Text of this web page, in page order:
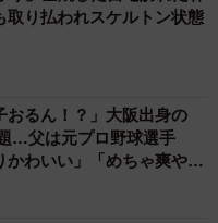
り払われスケルトン状態
おるん！？」大阪出身の
…父は元プロ野球選手
かわいい」「めちゃ爽や